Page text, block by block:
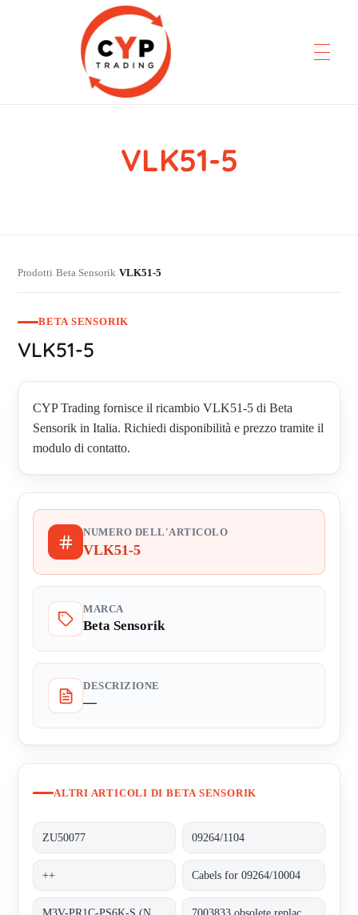
VLK51-5
Prodotti›Beta Sensorik›VLK51-5
BETA SENSORIK
VLK51-5
CYP Trading fornisce il ricambio VLK51-5 di Beta
Sensorik in Italia. Richiedi disponibilità e prezzo tramite il
modulo di contatto.
NUMERO DELL'ARTICOLO
VLK51-5
MARCA
Beta Sensorik
DESCRIZIONE
—
ALTRI ARTICOLI DI BETA SENSORIK
ZU50077 09264/1104
++ Cabels for 09264/10004